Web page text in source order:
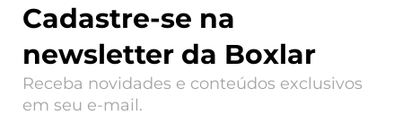
Cadastre-se na
newsletter da Boxlar
Receba novidades e conteúdos exclusivos
em seu e-mail.